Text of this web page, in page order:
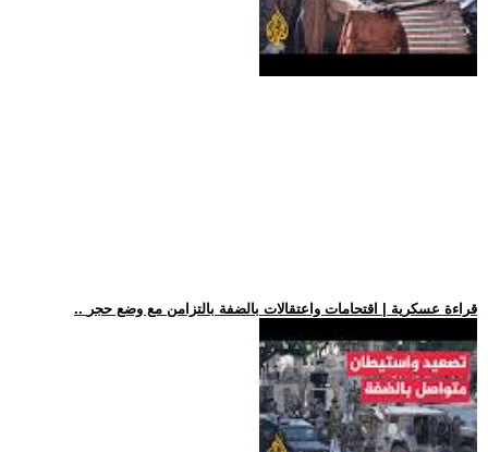
.. قراءة عسكرية | اقتحامات واعتقالات بالضفة بالتزامن مع وضع حجر